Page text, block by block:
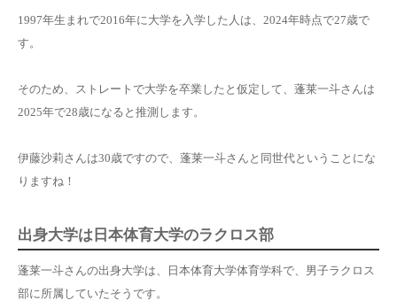
1997年生まれで2016年に大学を入学した人は、2024年時点で27歳で
す。
そのため、ストレートで大学を卒業したと仮定して、蓬莱一斗さんは
2025年で28歳になる と推測します。
伊藤沙莉さんは30歳ですので、蓬莱一斗さんと同世代ということにな
りますね！
出身大学は日本体育大学のラクロス部
蓬莱一斗さんの出身大学は、
日本体育大学体育学科で、男子ラクロス
部に所属 していたそうです。